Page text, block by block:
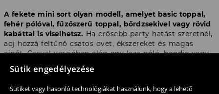
Sütik engedélyezése
Sütiket vagy hasonló technológiákat használunk, hogy a lehető
A fekete mini sort olyan modell, amelyet basic toppal,
fehér pólóval, fűzőszerű toppal, bőrdzsekivel vagy rövid
kabáttal is viselhetsz. Ha erősebb party hatást szeretnél,
adj hozzá feltűnő csatos övet, ékszereket és magas
cipőt. Casual verzióban elég egy laza póló, hoodie vagy
grunge, rock, festival look és city outfit stílushoz.